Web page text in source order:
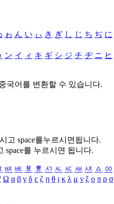
ゎ ん い ぃ き ぎ し じ ち ぢ に
ン イ ィ キ ギ シ ジ チ ヂ ニ ヒ
국어를 변환할 수 있습니다.
고 space를누르시면됩니다.
space를 누르시면 됩니다.
ㅶ ㅷ ㅸ ㅹ ㅺ ㅻ ㅼ ㅽ ㅾ ㅿ ㆀ
Ω α β γ δ ε ζ η θ ι κ λ μ ν ξ ο π ρ σ